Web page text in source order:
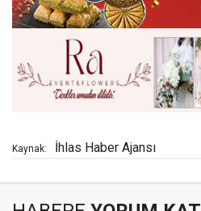
Kaynak: İhlas Haber Ajansı